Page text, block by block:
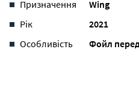
Призначення
Wing
Рік
2021
Особливість
Фойл